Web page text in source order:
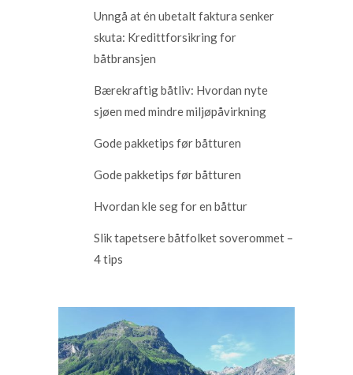
Unngå at én ubetalt faktura senker
skuta: Kredittforsikring for
båtbransjen
Bærekraftig båtliv: Hvordan nyte
sjøen med mindre miljøpåvirkning
Gode pakketips før båtturen
Gode pakketips før båtturen
Hvordan kle seg for en båttur
Slik tapetsere båtfolket soverommet –
4 tips